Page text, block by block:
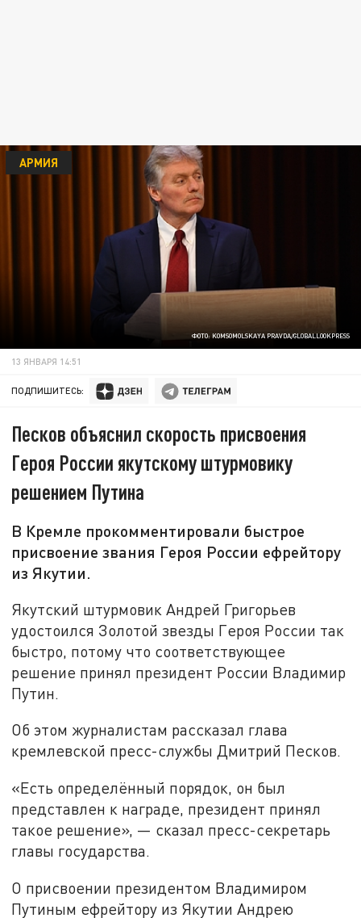
ФОТО: KOMSOMOLSKAYA PRAVDA/GLOBALLOOKPRESS
АРМИЯ
13 ЯНВАРЯ 14:51
ПОДПИШИТЕСЬ:
Песков объяснил скорость присвоения
Героя России якутскому штурмовику
решением Путина
В Кремле прокомментировали быстрое
присвоение звания Героя России ефрейтору
из Якутии.
Якутский штурмовик Андрей Григорьев
удостоился Золотой звезды Героя России так
быстро, потому что соответствующее
решение принял президент России Владимир
Путин.
Об этом журналистам рассказал глава
кремлевской пресс-службы Дмитрий Песков.
«Есть определённый порядок, он был
представлен к награде, президент принял
такое решение», — сказал пресс-секретарь
главы государства.
О присвоении президентом Владимиром
Путиным ефрейтору из Якутии Андрею